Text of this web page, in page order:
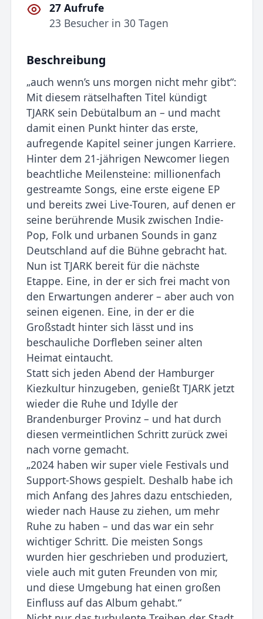
27 Aufrufe
23 Besucher in 30 Tagen
Beschreibung
„auch wenn’s uns morgen nicht mehr gibt“:
Mit diesem rätselhaften Titel kündigt
TJARK sein Debütalbum an – und macht
damit einen Punkt hinter das erste,
aufregende Kapitel seiner jungen Karriere.
Hinter dem 21-jährigen Newcomer liegen
beachtliche Meilensteine: millionenfach
gestreamte Songs, eine erste eigene EP
und bereits zwei Live-Touren, auf denen er
seine berührende Musik zwischen Indie-
Pop, Folk und urbanen Sounds in ganz
Deutschland auf die Bühne gebracht hat.
Nun ist TJARK bereit für die nächste
Etappe. Eine, in der er sich frei macht von
den Erwartungen anderer – aber auch von
seinen eigenen. Eine, in der er die
Großstadt hinter sich lässt und ins
beschauliche Dorfleben seiner alten
Heimat eintaucht.
Statt sich jeden Abend der Hamburger
Kiezkultur hinzugeben, genießt TJARK jetzt
wieder die Ruhe und Idylle der
Brandenburger Provinz – und hat durch
diesen vermeintlichen Schritt zurück zwei
nach vorne gemacht.
„2024 haben wir super viele Festivals und
Support-Shows gespielt. Deshalb habe ich
mich Anfang des Jahres dazu entschieden,
wieder nach Hause zu ziehen, um mehr
Ruhe zu haben – und das war ein sehr
wichtiger Schritt. Die meisten Songs
wurden hier geschrieben und produziert,
viele auch mit guten Freunden von mir,
und diese Umgebung hat einen großen
Einfluss auf das Album gehabt.“